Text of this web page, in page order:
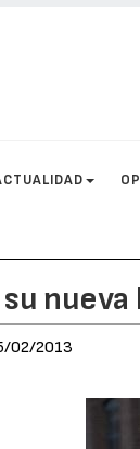
02/2013